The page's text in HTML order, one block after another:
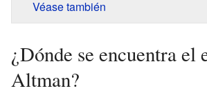
Véase también
¿Dónde se encuentra el
Altman?